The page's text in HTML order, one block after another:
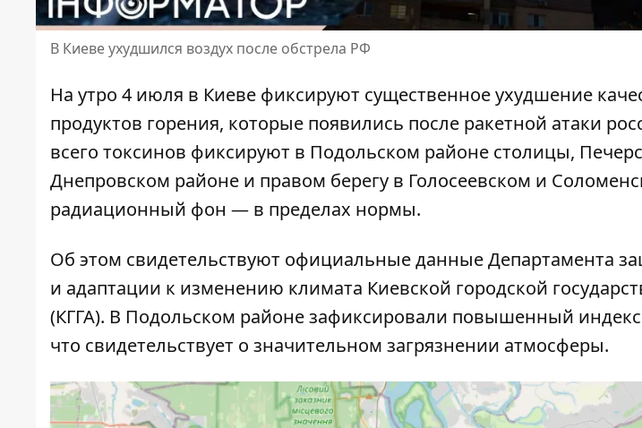
В Киеве ухудшился воздух после обстрела РФ
На утро 4 июля в Киеве фиксируют существенное ухудшение
продуктов горения, которые появились после ракетной атаки
всего токсинов фиксируют в Подольском районе столицы,
Днепровском районе и правом берегу в Голосеевском и
радиационный фон — в пределах нормы.
Об этом свидетельствуют официальныеданныеДепартамента
и адаптации к изменению климата Киевской городской
(КГГА). В Подольском районе зафиксировали повышенный индекс
что свидетельствует о значительном загрязнении атмосферы.